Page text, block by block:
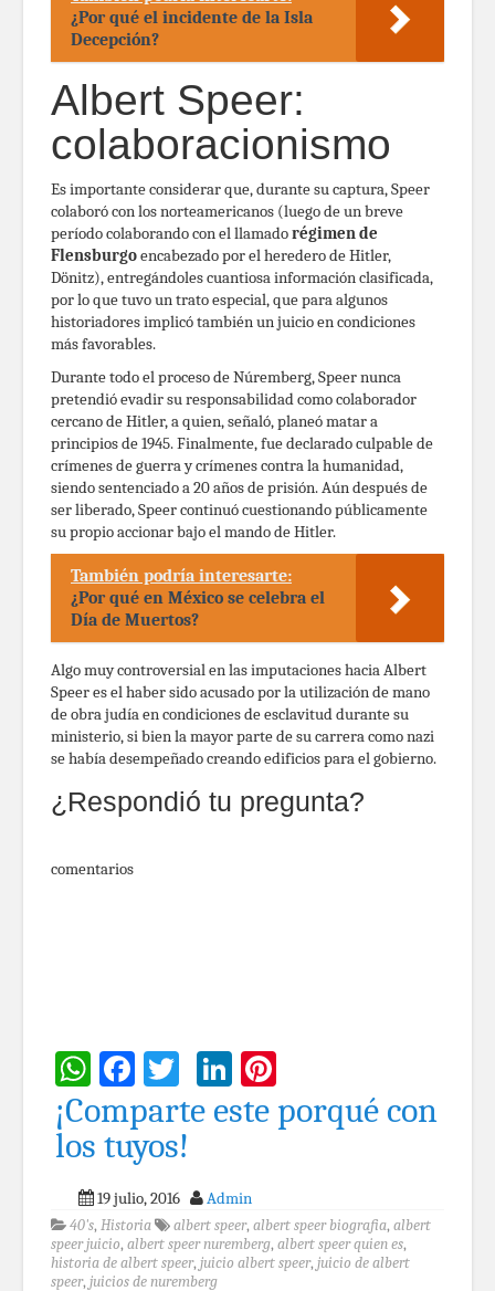
¿Por qué el incidente de la Isla
Decepción?
Albert Speer:
colaboracionismo
Es importante considerar que, durante su captura, Speer
colaboró con los norteamericanos (luego de un breve
período colaborando con el llamadorégimen de
Flensburgoencabezado por el heredero de Hitler,
Dönitz), entregándoles cuantiosa información clasificada,
por lo que tuvo un trato especial, que para algunos
historiadores implicó también un juicio en condiciones
más favorables.
Durante todo el proceso de Núremberg, Speer nunca
pretendió evadir su responsabilidad como colaborador
cercano de Hitler, a quien, señaló, planeó matar a
principios de 1945. Finalmente, fue declarado culpable de
crímenes de guerra y crímenes contra la humanidad,
siendo sentenciado a 20 años de prisión. Aún después de
ser liberado, Speer continuó cuestionando públicamente
su propio accionar bajo el mando de Hitler.
También podría interesarte:
¿Por qué en México se celebra el
Día de Muertos?
Algo muy controversial en las imputaciones hacia Albert
Speer es el haber sido acusado por la utilización de mano
de obra judía en condiciones de esclavitud durante su
ministerio, si bien la mayor parte de su carrera como nazi
se había desempeñado creando edificios para el gobierno.
¿Respondió tu pregunta?
comentarios
WhatsApp
Facebook
TwitterLinkedIn
¡Comparte este porqué con
los tuyos!
19 julio, 2016 Admin
40's, Historia albert speer, albert speer biografia, albert
speer juicio, albert speer nuremberg, albert speer quien es,
historia de albert speer, juicio albert speer, juicio de albert
speer, juicios de nuremberg